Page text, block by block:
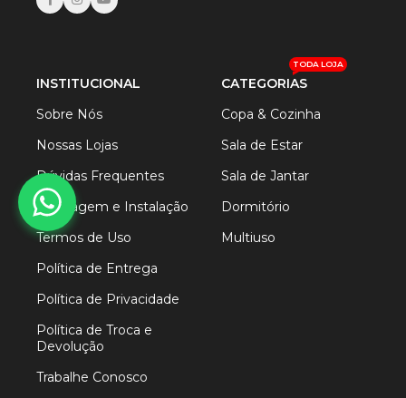
INSTITUCIONAL
Sobre Nós
Nossas Lojas
Dúvidas Frequentes
Montagem e Instalação
Termos de Uso
Política de Entrega
Política de Privacidade
Política de Troca e
Devolução
Trabalhe Conosco
CATEGORIAS
TODA LOJA
Copa & Cozinha
Sala de Estar
Sala de Jantar
Dormitório
Multiuso